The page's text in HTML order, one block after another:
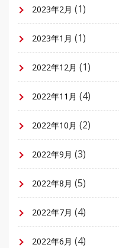
2023年2月 (1)
2023年1月 (1)
2022年12月 (1)
2022年11月 (4)
2022年10月 (2)
2022年9月 (3)
2022年8月 (5)
2022年7月 (4)
2022年6月 (4)